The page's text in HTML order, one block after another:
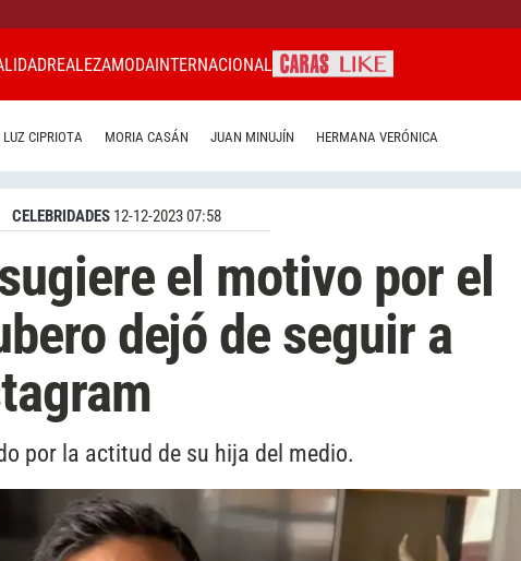
REALEZAMODAINTERNACIONAL
LUZ CIPRIOTA MORIA CASÁN JUAN MINUJÍN HERMANA VERÓNICA
CELEBRIDADES 12-12-2023 07:58
el motivo por el
dejó de seguir a
por la actitud de su hija del medio.